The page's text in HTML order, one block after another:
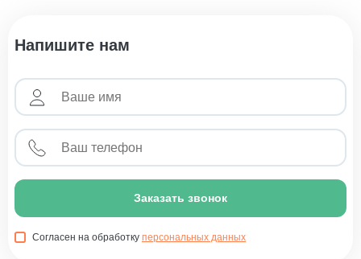
Напишите нам
Заказать звонок
Согласен на обработку персональных данных